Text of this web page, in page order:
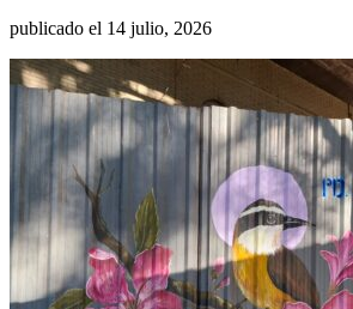
publicado el 14 julio, 2026